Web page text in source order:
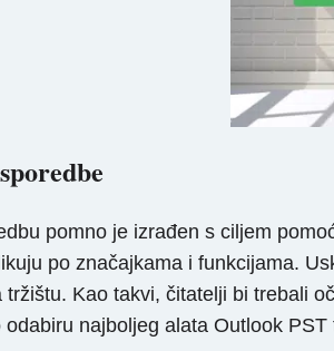
pomno je izrađen s ciljem
po značajkama i funkcijama.
tržištu. Kao takvi, čitatelji bi trebali
najboljeg alata Outlook